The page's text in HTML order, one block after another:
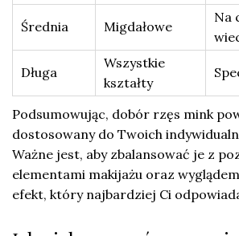
Średnia Migdałowe
Na
Długa
Wszystkie
kształty
Podsumowując, dobór rzęs mink
dostosowany do Twoich
Ważne jest, aby zbalansować je z
elementami makijażu oraz
efekt, który najbardziej Ci